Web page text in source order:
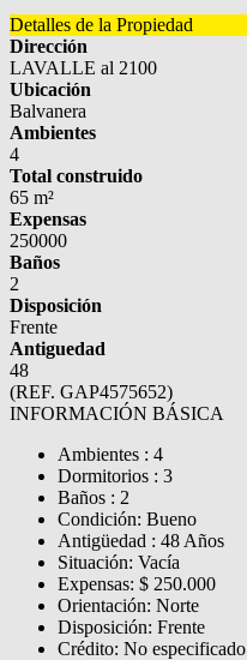
Detalles de la Propiedad
Dirección
LAVALLE al 2100
Ubicación
Balvanera
Ambientes
4
Total construido
65 m²
Expensas
250000
Baños
2
Disposición
Frente
Antiguedad
48
(REF. GAP4575652)
INFORMACIÓN BÁSICA
Ambientes : 4
Dormitorios : 3
Baños : 2
Condición: Bueno
Antigüedad : 48 Años
Situación: Vacía
Expensas: $ 250.000
Orientación: Norte
Disposición: Frente
Crédito: No especificado